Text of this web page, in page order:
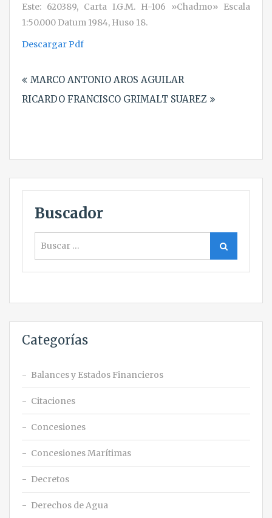
Este: 620389, Carta I.G.M. H-106 »Chadmo» Escala
1:50.000 Datum 1984, Huso 18.
Descargar Pdf
de
entradas
MARCO ANTONIO AROS AGUILAR
RICARDO FRANCISCO GRIMALT SUAREZ
Buscador
Buscar
Categorías
Balances y Estados Financieros
Citaciones
Concesiones
Concesiones Marítimas
Decretos
Derechos de Agua